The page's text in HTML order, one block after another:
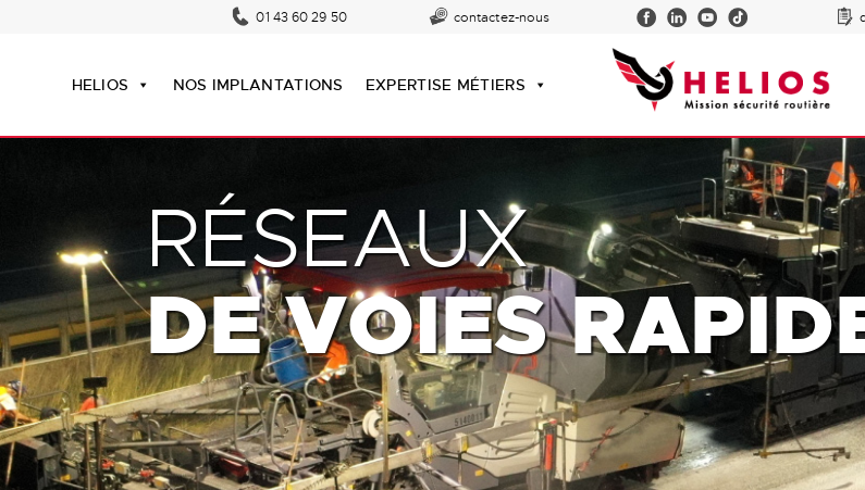
01 43 60 29 50 contactez-nous
HELIOS NOS IMPLANTATIONS EXPERTISE MÉTIERS
RÉSEAUX
DE VOIES